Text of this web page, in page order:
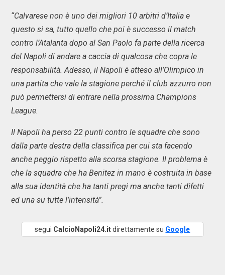
“Calvarese non è uno dei migliori 10 arbitri d’Italia e
questo si sa, tutto quello che poi è successo il match
contro l’Atalanta dopo al San Paolo fa parte della ricerca
del Napoli di andare a caccia di qualcosa che copra le
responsabilità. Adesso, il Napoli è atteso all’Olimpico in
una partita che vale la stagione perché il club azzurro non
può permettersi di entrare nella prossima Champions
League.
Il Napoli ha perso 22 punti contro le squadre che sono
dalla parte destra della classifica per cui sta facendo
anche peggio rispetto alla scorsa stagione. Il problema è
che la squadra che ha Benitez in mano è costruita in base
alla sua identità che ha tanti pregi ma anche tanti difetti
ed una su tutte l’intensità”.
segui CalcioNapoli24.itdirettamente su Google